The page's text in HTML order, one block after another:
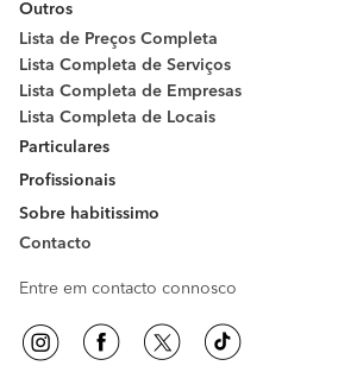
Outros
Lista de Preços Completa
Lista Completa de Serviços
Lista Completa de Empresas
Lista Completa de Locais
Particulares
Profissionais
Sobre habitissimo
Contacto
Entre em contacto connosco